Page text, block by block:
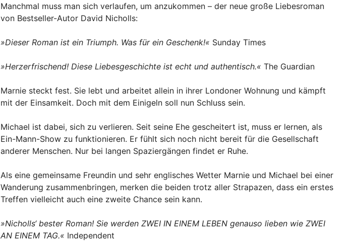
Manchmal muss man sich verlaufen, um anzukommen – der neue große Liebesroman
von Bestseller-Autor David Nicholls:
»Dieser Roman ist ein Triumph. Was für ein Geschenk!« Sunday Times
»Herzerfrischend! Diese Liebesgeschichte ist echt und authentisch.« The Guardian
Marnie steckt fest. Sie lebt und arbeitet allein in ihrer Londoner Wohnung und kämpft
mit der Einsamkeit. Doch mit dem Einigeln soll nun Schluss sein.
Michael ist dabei, sich zu verlieren. Seit seine Ehe gescheitert ist, muss er lernen, als
Ein-Mann-Show zu funktionieren. Er fühlt sich noch nicht bereit für die Gesellschaft
anderer Menschen. Nur bei langen Spaziergängen findet er Ruhe.
Als eine gemeinsame Freundin und sehr englisches Wetter Marnie und Michael bei einer
Wanderung zusammenbringen, merken die beiden trotz aller Strapazen, dass ein erstes
Treffen vielleicht auch eine zweite Chance sein kann.
»Nicholls‘ bester Roman! Sie werden ZWEI IN EINEM LEBEN genauso lieben wie ZWEI
AN EINEM TAG.« Independent